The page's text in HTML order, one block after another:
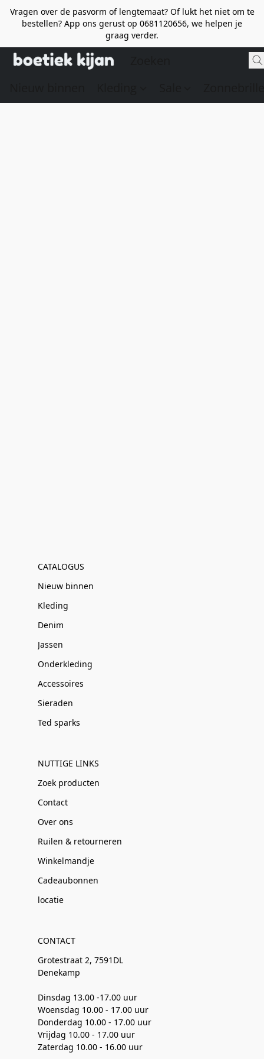
Vragen over de pasvorm of lengtemaat? Of lukt het niet om te
bestellen? App ons gerust op 0681120656, we helpen je
graag verder.
CATALOGUS
Nieuw binnen
Kleding
Denim
Jassen
Onderkleding
Accessoires
Sieraden
Ted sparks
NUTTIGE LINKS
Zoek producten
Contact
Over ons
Ruilen & retourneren
Winkelmandje
Cadeaubonnen
locatie
CONTACT
Grotestraat 2, 7591DL
Denekamp
Dinsdag 13.00 -17.00 uur
Woensdag 10.00 - 17.00 uur
Donderdag 10.00 - 17.00 uur
Vrijdag 10.00 - 17.00 uur
Zaterdag 10.00 - 16.00 uur